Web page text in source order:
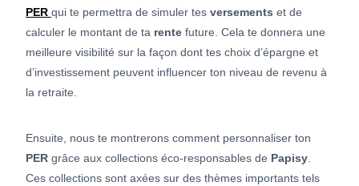
PER qui te permettra de simuler tes versements et de
calculer le montant de ta rente future. Cela te donnera une
meilleure visibilité sur la façon dont tes choix d’épargne et
d’investissement peuvent influencer ton niveau de revenu à
la retraite.
Ensuite, nous te montrerons comment personnaliser ton
PER grâce aux collections éco-responsables de Papisy
Ces collections sont axées sur des thèmes importants tels